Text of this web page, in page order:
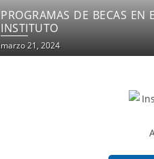
LOS CURSOS INNOVADORES
DE INSTITUTO FUNDACIÓN
PATRIA
marzo 21, 2024